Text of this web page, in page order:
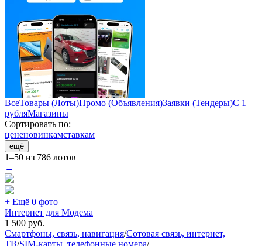
ВсеТовары (Лоты)Промо (Объявления)Заявки (Тендеры)С 1
рубляМагазины
Сортировать по:
цененовинкамставкам
ещё
1–50 из 786 лотов
→
+ Ещё 0 фото
Интернет для Модема
1 500 руб.
Смартфоны, связь, навигация/Сотовая связь, интернет,